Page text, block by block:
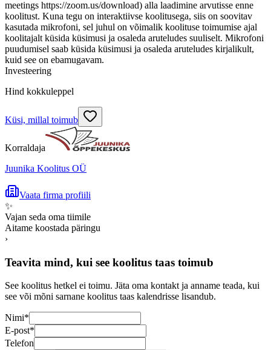
meetings https://zoom.us/download) alla laadimine arvutisse enne
koolitust. Kuna tegu on interaktiivse koolitusega, siis on soovitav
kasutada mikrofoni, sel juhul on võimalik koolituse toimumise ajal
koolitajalt küsida küsimusi ja osaleda aruteludes suuliselt. Mikrofoni
puudumisel saab küsida küsimusi ja osaleda aruteludes kirjalikult,
kuid see on ebamugavam.
Investeering
Hind kokkuleppel
Küsi, millal toimub
Korraldaja
Juunika Koolitus OÜ
Vaata firma profiili
✨
Vajan seda oma tiimile
Aitame koostada päringu
›
Teavita mind, kui see koolitus taas toimub
See koolitus hetkel ei toimu. Jäta oma kontakt ja anname teada, kui
see või mõni sarnane koolitus taas kalendrisse lisandub.
Nimi*
E-post*
Telefon